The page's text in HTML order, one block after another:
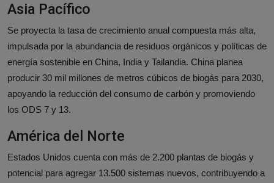
Asia Pacífico
Se proyecta la tasa de crecimiento anual compuesta más alta,
impulsada por la abundancia de residuos orgánicos y políticas de
energía sostenible en China, India y Tailandia. China planea
producir 30 mil millones de metros cúbicos de biogás para 2030,
apoyando la reducción del consumo de carbón y promoviendo
los ODS 7 y 13.
América del Norte
Estados Unidos cuenta con más de 2.200 plantas de biogás y
potencial para agregar 13.500 sistemas nuevos, contribuyendo a